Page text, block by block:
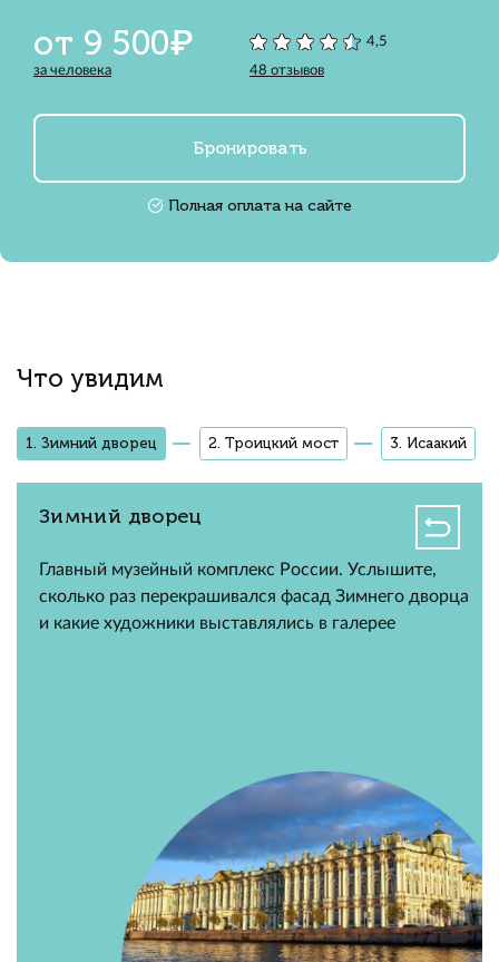
от 9 500₽
за человека
4,5
48 отзывов
Бронировать
Полная оплата на сайте
Что увидим
1. Зимний дворец 2. Троицкий мост 3. Исаакий
Зимний дворец
Главный музейный комплекс России. Услышите,
сколько раз перекрашивался фасад Зимнего дворца
и какие художники выставлялись в галерее